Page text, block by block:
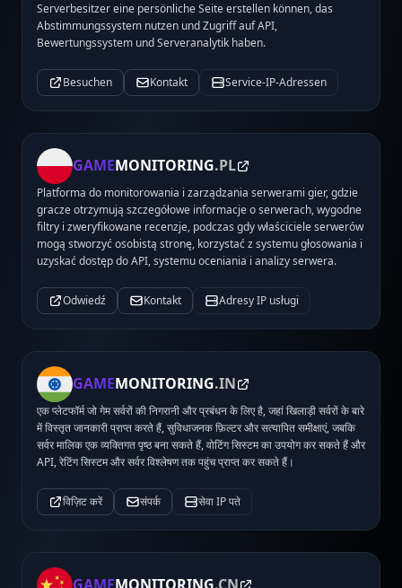
Serverbesitzer eine persönliche Seite erstellen können, das
Abstimmungssystem nutzen und Zugriff auf API,
Bewertungssystem und Serveranalytik haben.
Besuchen Kontakt Service-IP-Adressen
GAMEMONITORING.PL
Platforma do monitorowania i zarządzania serwerami gier, gdzie
gracze otrzymują szczegółowe informacje o serwerach, wygodne
filtry i zweryfikowane recenzje, podczas gdy właściciele serwerów
mogą stworzyć osobistą stronę, korzystać z systemu głosowania i
uzyskać dostęp do API, systemu oceniania i analizy serwera.
Odwiedź Kontakt Adresy IP usługi
GAMEMONITORING.IN
एक प्लेटफॉर्म जो गेम सर्वरों की निगरानी और प्रबंधन के लिए है, जहां खिलाड़ी सर्वरों के बारे
में विस्तृत जानकारी प्राप्त करते हैं, सुविधाजनक फ़िल्टर और सत्यापित समीक्षाएं, जबकि
सर्वर मालिक एक व्यक्तिगत पृष्ठ बना सकते हैं, वोटिंग सिस्टम का उपयोग कर सकते हैं और
API, रेटिंग सिस्टम और सर्वर विश्लेषण तक पहुंच प्राप्त कर सकते हैं।
विज़िट करें संपर्क सेवा IP पते